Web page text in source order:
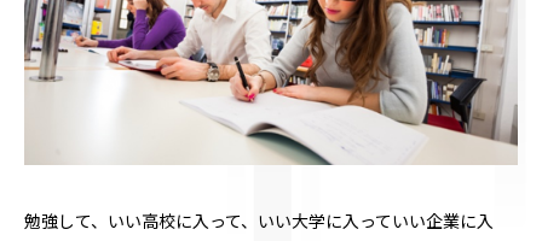
勉強して、いい高校に入って、いい大学に入っていい企業に入